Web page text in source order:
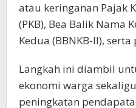
atau keringanan Pajak
(PKB), Bea Balik Nama
Kedua (BBNKB-II),
Langkah ini diambil
ekonomi warga
peningkatan